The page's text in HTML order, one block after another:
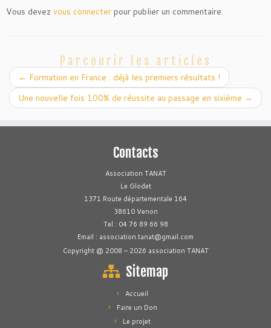
Vous devez vous connecter pour publier un commentaire.
Parcourir les articles
← Formation en France : déjà les premiers résultats !
Une nouvelle fois 100% de réussite au passage en sixième →
Contacts
Association TANAT
Le Glodet
1371 Route départementale 164
38610 Venon
Tel : 04 76 89 66 98
Email : association.tanat@gmail.com
Copyright @ 2008 – 2026 association TANAT
Sitemap
Accueil
Faire un Don
Le projet